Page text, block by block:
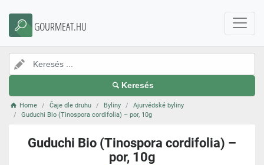
GOURMEAT.HU
Keresés
Home Čaje dle druhu Byliny
Ajurvédské byliny
Guduchi Bio (Tinospora cordifolia) – por, 10g
Guduchi Bio (Tinospora cordifolia) –
por, 10g